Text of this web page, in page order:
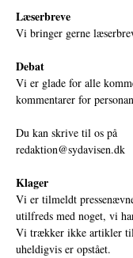
Læserbreve
Vi bringer gerne
Debat
Vi er glade for alle
kommentarer for
Du kan skrive til os på
redaktion@sydavisen.dk
Klager
Vi er tilmeldt
utilfreds med noget, vi
Vi trækker ikke artikler
uheldigvis er opstået.